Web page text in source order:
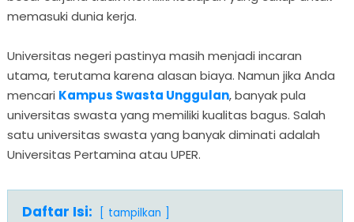
memasuki dunia kerja.
Universitas negeri pastinya masih menjadi incaran
utama, terutama karena alasan biaya. Namun jika Anda
mencari Kampus Swasta Unggulan, banyak pula
universitas swasta yang memiliki kualitas bagus. Salah
satu universitas swasta yang banyak diminati adalah
Universitas Pertamina atau UPER.
Daftar Isi: tampilkan